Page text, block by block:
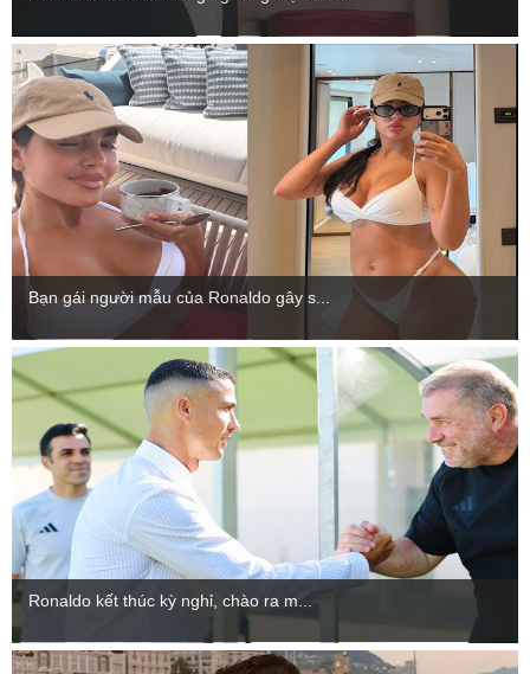
Bạn gái người mẫu của Ronaldo gây s...
Ronaldo kết thúc kỳ nghỉ, chào ra m...